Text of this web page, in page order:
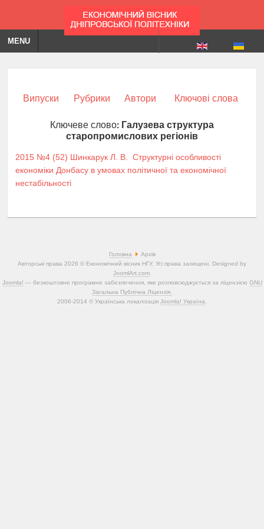
MENU
Випуски Рубрики Автори Ключові слова
Ключеве слово: Галузева структура
старопромислових регіонів
2015 №4 (52) Шинкарук Л. В.
Структурні особливості
економіки Донбасу в умовах політичної та економічної
нестабільності
Головна
Архів
Авторські права 2026 © Економічний вісник НГУ. Усі права захищені. Designed by
JoomlArt.com.
Joomla! — безкоштовне програмне забезпечення, яке розповсюджується за ліцензією GNU
Загальна Публічна Ліцензія.
2006-2014 © Українська локалізація Joomla! Україна